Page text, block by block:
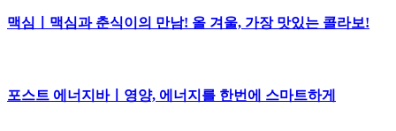
맥심ㅣ맥심과 춘식이의 만남! 올 겨울, 가장 맛있는 콜라보!
포스트 에너지바ㅣ영양, 에너지를 한번에 스마트하게